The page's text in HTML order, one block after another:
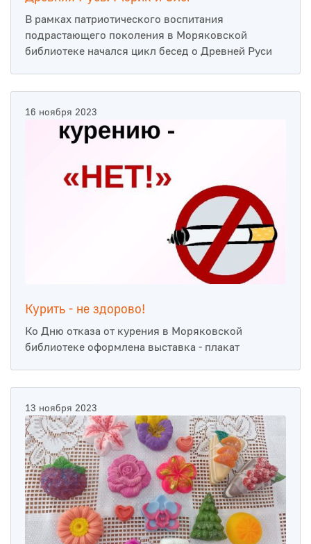
В рамках патриотического воспитания
подрастающего поколения в Моряковской
библиотеке начался цикл бесед о Древней Руси
16 ноября 2023
Курить - не здорово!
Ко Дню отказа от курения в Моряковской
библиотеке оформлена выставка - плакат
13 ноября 2023